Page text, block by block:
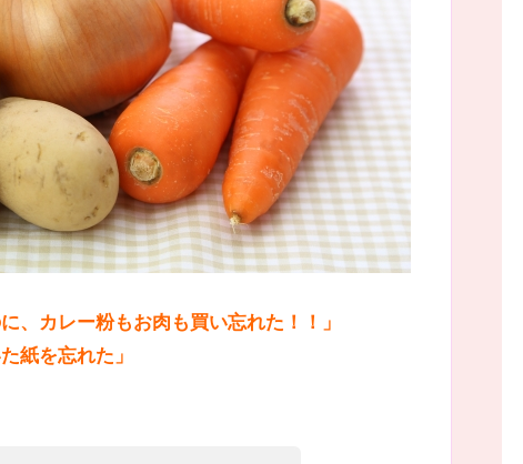
、カレー粉もお肉も買い忘れた！！」
紙を忘れた」